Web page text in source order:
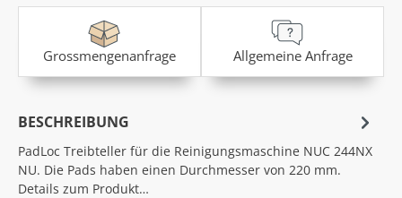
Grossmengenanfrage Allgemeine Anfrage
BESCHREIBUNG
PadLoc Treibteller für die Reinigungsmaschine NUC 244NX
NU. Die Pads haben einen Durchmesser von 220 mm.
Details zum Produkt…